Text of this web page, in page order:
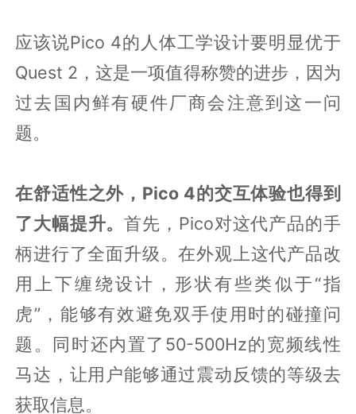
应该说Pico 4的人体工学设计要明显优于
Quest 2，这是一项值得称赞的进步，因为
过去国内鲜有硬件厂商会注意到这一问
题。
在舒适性之外，Pico 4的交互体验也得到
了大幅提升。首先，Pico对这代产品的手
柄进行了全面升级。在外观上这代产品改
用上下缠绕设计，形状有些类似于“指
虎”，能够有效避免双手使用时的碰撞问
题。同时还内置了50-500Hz的宽频线性
马达，让用户能够通过震动反馈的等级去
获取信息。